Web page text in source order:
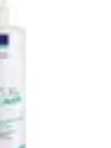
Tecnologie Emergenti